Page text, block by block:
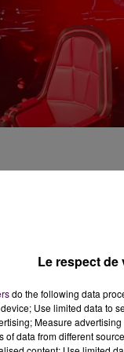
Sweet FM.
? Vous
?
De l'Epau au
Voice, comme
L'opportunité
Le respect
do the following data
Use limited data to
Measure
of data from different